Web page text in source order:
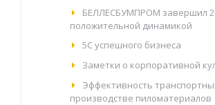
БЕЛЛЕСБУМПРОМ завершил
положительной динамикой
5C успешного бизнеса
Заметки о корпоративной
Эффективность
производстве пиломатериалов